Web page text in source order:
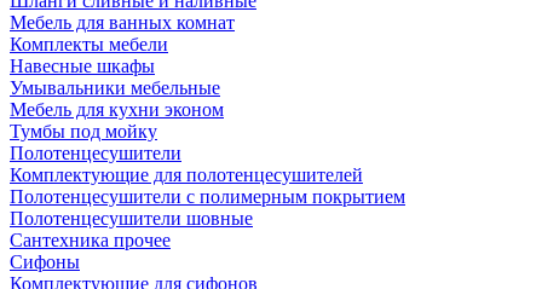
Мебель для ванных комнат
Комплекты мебели
Навесные шкафы
Умывальники мебельные
Мебель для кухни эконом
Тумбы под мойку
Полотенцесушители
Комплектующие для полотенцесушителей
Полотенцесушители с полимерным покрытием
Полотенцесушители шовные
Сантехника прочее
Сифоны
Комплектующие для сифонов